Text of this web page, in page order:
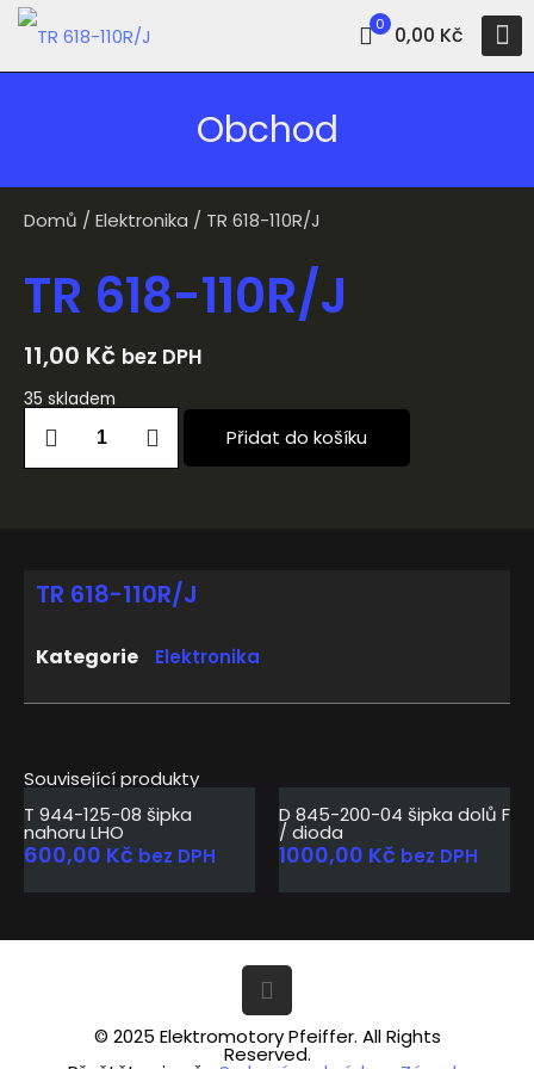
0 0,00 Kč
Obchod
Domů / Elektronika / TR 618-110R/J
TR 618-110R/J
11,00 Kč bez DPH
35 skladem
Přidat do košíku
Související produkty
T 944-125-08 šipka
nahoru LHO
600,00 Kč bez DPH
D 845-200-04 šipka dolů F
/ dioda
1000,00 Kč bez DPH
TR 618-110R/J
Kategorie Elektronika
© 2025 Elektromotory Pfeiffer. All Rights
Reserved.